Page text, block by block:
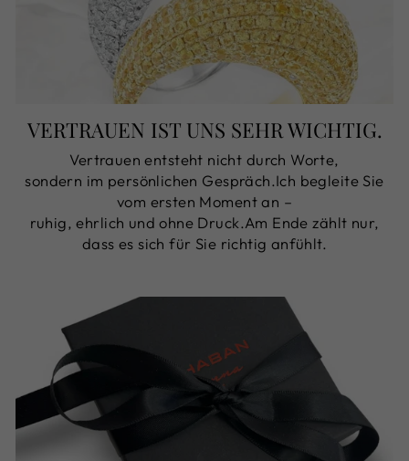
VERTRAUEN IST UNS SEHR WICHTIG.
Vertrauen entsteht nicht durch Worte,
sondern im persönlichen Gespräch.Ich begleite Sie
vom ersten Moment an –
ruhig, ehrlich und ohne Druck.Am Ende zählt nur,
dass es sich für Sie richtig anfühlt.